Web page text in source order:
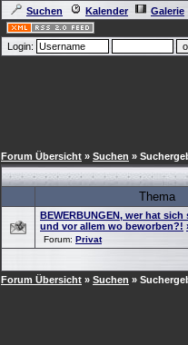
Suchen Kalender Galerie
Login:
Forum Übersicht » Suchen »
Thema
BEWERBUNGEN, wer hat sich
und vor allem wo beworben?!
Forum: Privat
Forum Übersicht » Suchen »